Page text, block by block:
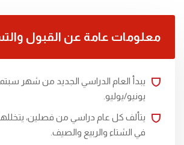
معلومات عامة عن القبول
يبدأ العام الدراسي الجديد من شهر
يونيو/يوليو.
يتألف كل عام دراسي من فصلين،
في الشتاء والربيع والصيف.